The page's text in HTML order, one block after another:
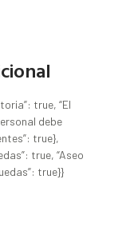
true, “El
debe
true},
true, “Aseo
true}}